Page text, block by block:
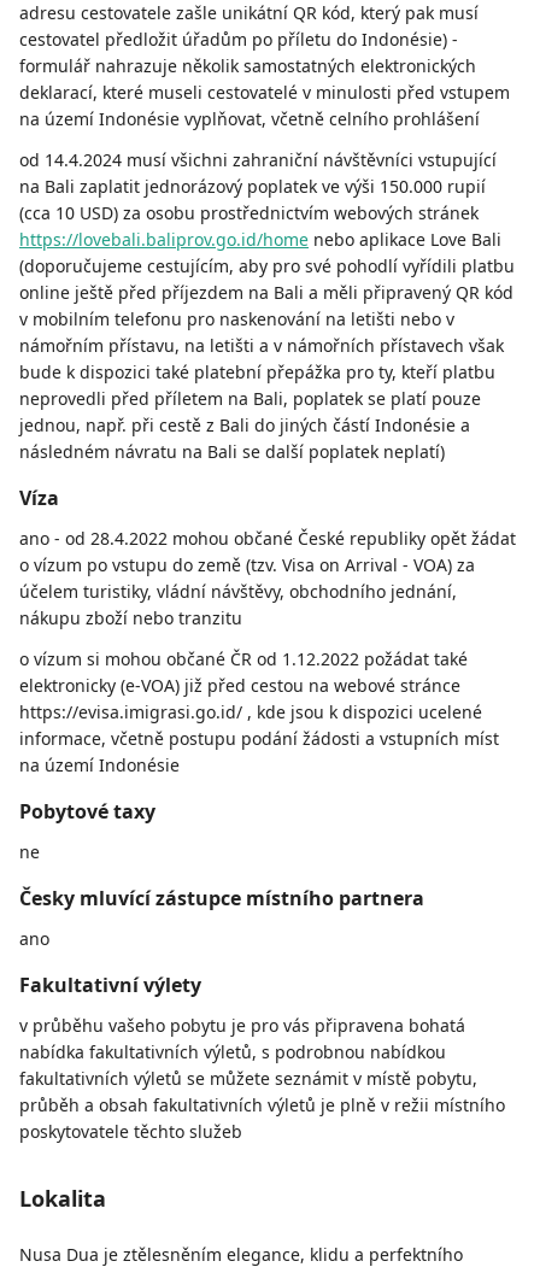
adresu cestovatele zašle unikátní QR kód, který pak musí
cestovatel předložit úřadům po příletu do Indonésie) -
formulář nahrazuje několik samostatných elektronických
deklarací, které museli cestovatelé v minulosti před vstupem
na území Indonésie vyplňovat, včetně celního prohlášení
od 14.4.2024 musí všichni zahraniční návštěvníci vstupující
na Bali zaplatit jednorázový poplatek ve výši 150.000 rupií
(cca 10 USD) za osobu prostřednictvím webových stránek
https://lovebali.baliprov.go.id/home nebo aplikace Love Bali
(doporučujeme cestujícím, aby pro své pohodlí vyřídili platbu
online ještě před příjezdem na Bali a měli připravený QR kód
v mobilním telefonu pro naskenování na letišti nebo v
námořním přístavu, na letišti a v námořních přístavech však
bude k dispozici také platební přepážka pro ty, kteří platbu
neprovedli před příletem na Bali, poplatek se platí pouze
jednou, např. při cestě z Bali do jiných částí Indonésie a
následném návratu na Bali se další poplatek neplatí)
Víza
ano - od 28.4.2022 mohou občané České republiky opět žádat
o vízum po vstupu do země (tzv. Visa on Arrival - VOA) za
účelem turistiky, vládní návštěvy, obchodního jednání,
nákupu zboží nebo tranzitu
o vízum si mohou občané ČR od 1.12.2022 požádat také
elektronicky (e-VOA) již před cestou na webové stránce
https://evisa.imigrasi.go.id/ , kde jsou k dispozici ucelené
informace, včetně postupu podání žádosti a vstupních míst
na území Indonésie
Pobytové taxy
ne
Česky mluvící zástupce místního partnera
ano
Fakultativní výlety
v průběhu vašeho pobytu je pro vás připravena bohatá
nabídka fakultativních výletů, s podrobnou nabídkou
fakultativních výletů se můžete seznámit v místě pobytu,
průběh a obsah fakultativních výletů je plně v režii místního
poskytovatele těchto služeb
Lokalita
Nusa Dua je ztělesněním elegance, klidu a perfektního